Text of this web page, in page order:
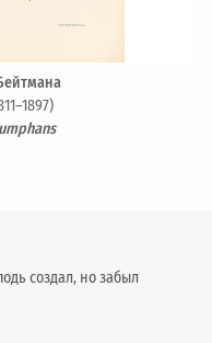
создал, но забыл